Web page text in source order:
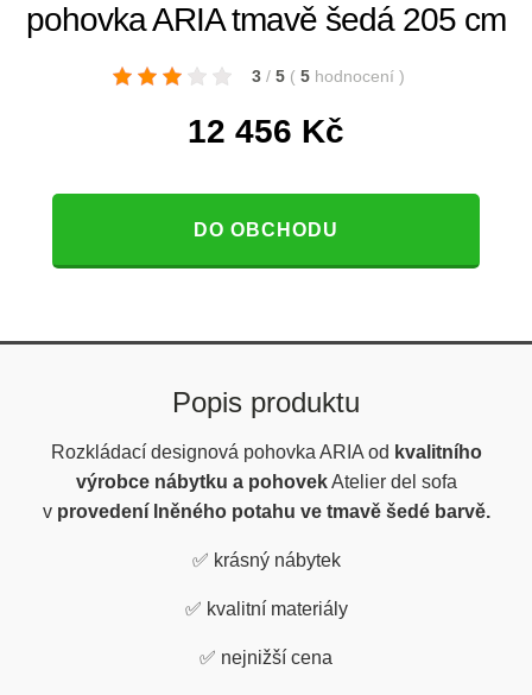
pohovka ARIA tmavě šedá 205 cm
3 / 5 ( 5 hodnocení )
12 456 Kč
DO OBCHODU
Popis produktu
Rozkládací designová pohovka ARIA od kvalitního
výrobce nábytku a pohovekAtelier del sofa
v provedení lněného potahu ve tmavě šedé barvě.
✅ krásný nábytek
✅ kvalitní materiály
✅ nejnižší cena